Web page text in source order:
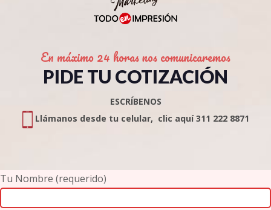
En máximo 24 horas nos comunicaremos
PIDE TU COTIZACIÓN
ESCRÍBENOS
Llámanos desde tu celular, clic aquí 311 222 8871
Tu Nombre (requerido)